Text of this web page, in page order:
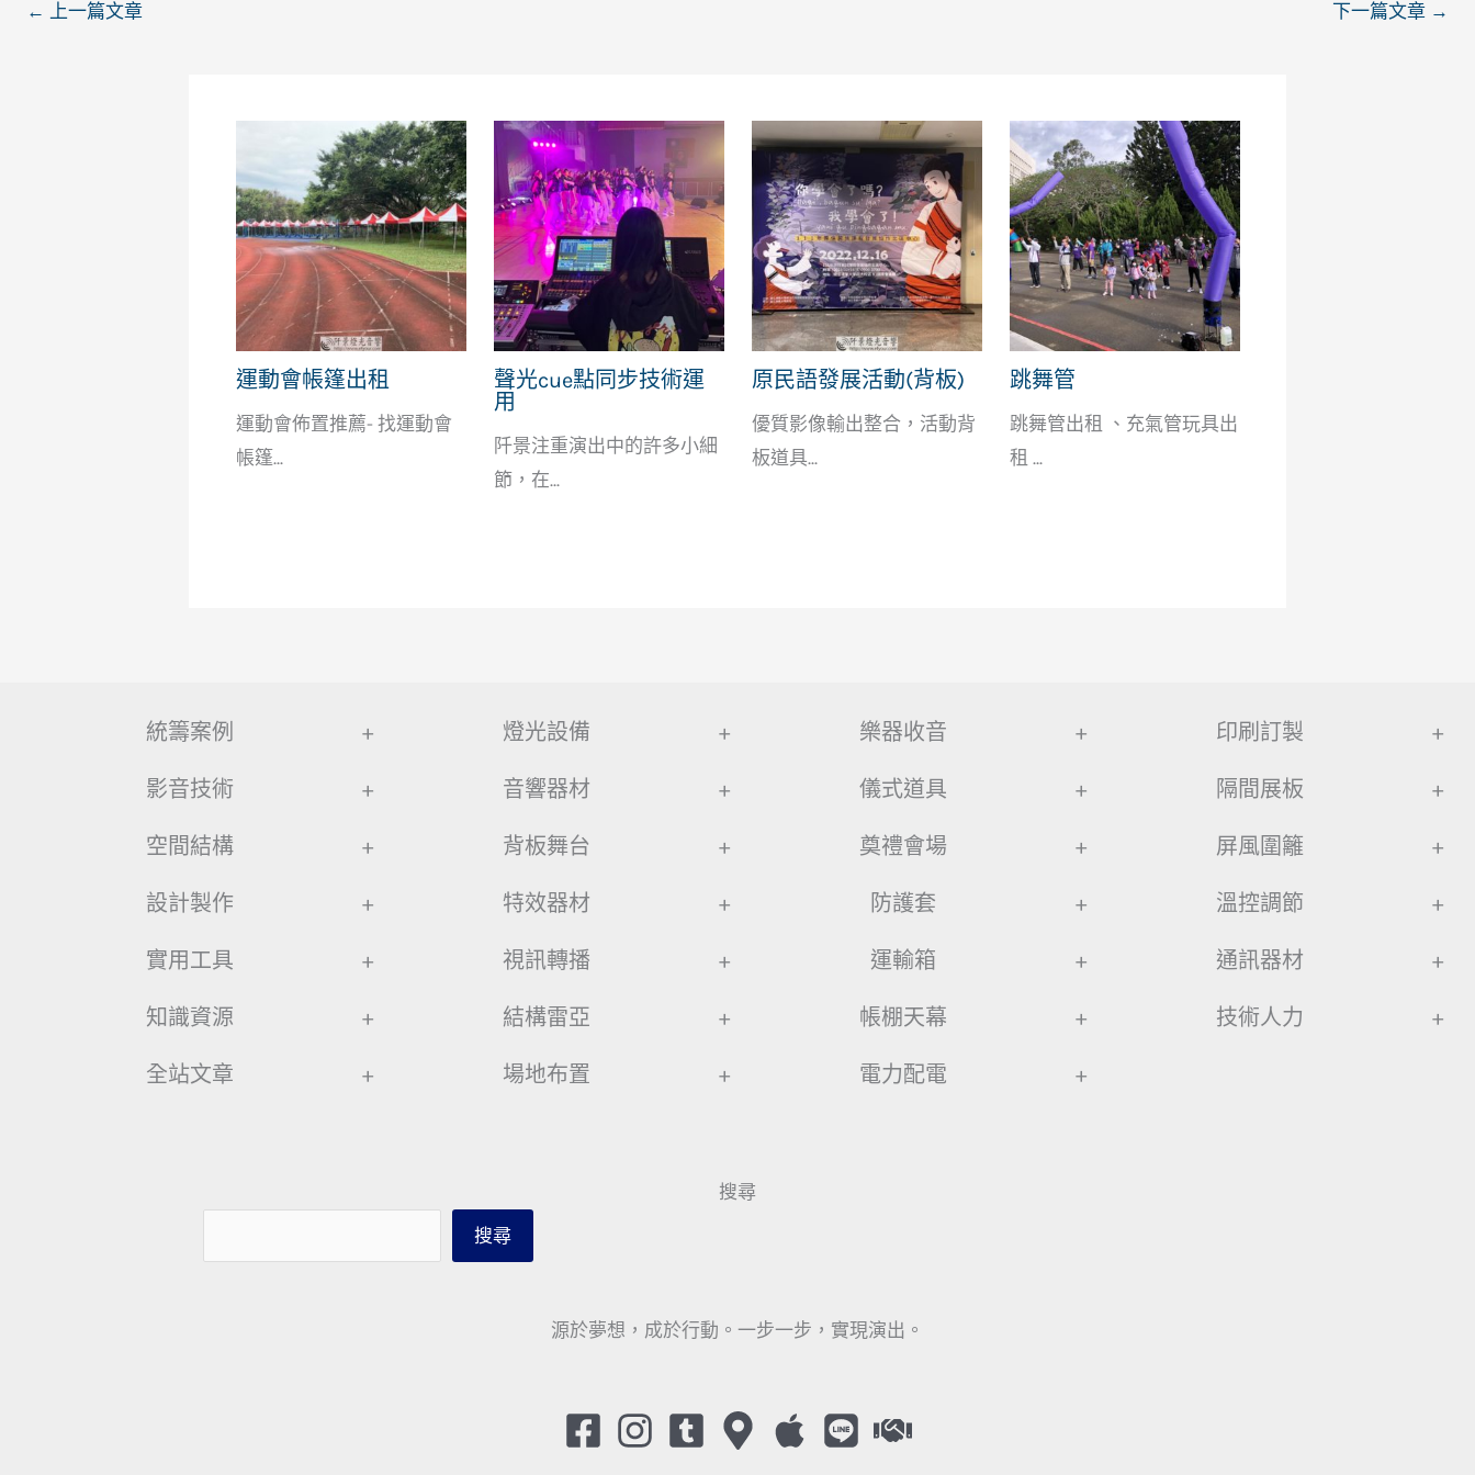
← 上一篇文章 下一篇文章 →
運動會帳篷出租
運動會佈置推薦- 找運動會
帳篷...
聲光cue點同步技術運
用
阡景注重演出中的許多小細
節，在...
原民語發展活動(背板)
優質影像輸出整合，活動背
板道具...
跳舞管
跳舞管出租 、充氣管玩具出
租 ...
統籌案例 +
影音技術 +
空間結構 +
設計製作 +
實用工具 +
知識資源 +
全站文章 +
燈光設備 +
音響器材 +
背板舞台 +
特效器材 +
視訊轉播 +
結構雷亞 +
場地布置 +
樂器收音 +
儀式道具 +
奠禮會場 +
防護套 +
運輸箱 +
帳棚天幕 +
電力配電 +
印刷訂製 +
隔間展板 +
屏風圍籬 +
溫控調節 +
通訊器材 +
技術人力 +
搜尋
搜尋
源於夢想，成於行動。一步一步，實現演出。